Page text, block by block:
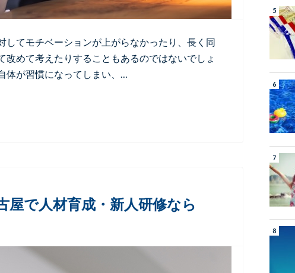
してモチベーションが上がらなかったり、長く同
改めて考えたりすることもあるのではないでしょ
体が習慣になってしまい、…
屋で人材育成・新人研修なら